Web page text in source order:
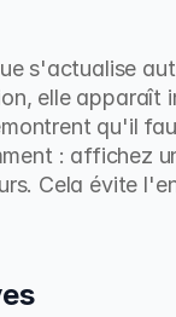
s'actualise
elle apparaît
qu'il
: affichez
Cela évite